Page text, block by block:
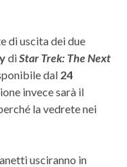
di uscita dei due
diStar Trek: The Next
dal 24
invece sarà il
la vedrete nei
usciranno in